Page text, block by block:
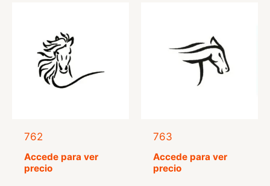
762
Accede para ver
precio
763
Accede para ver
precio